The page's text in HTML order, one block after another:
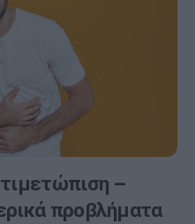
–
προβλήματα